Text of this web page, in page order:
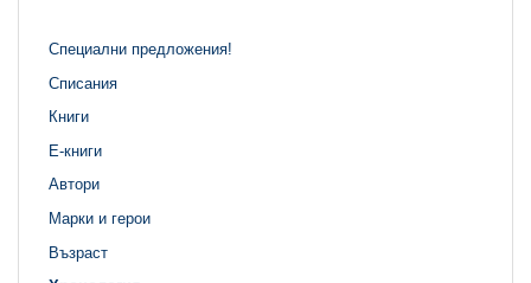
Специални предложения!
Списания
Книги
Е-книги
Автори
Марки и герои
Възраст